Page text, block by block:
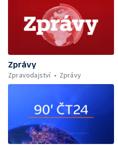
Zprávy
Zpravodajství
Zprávy